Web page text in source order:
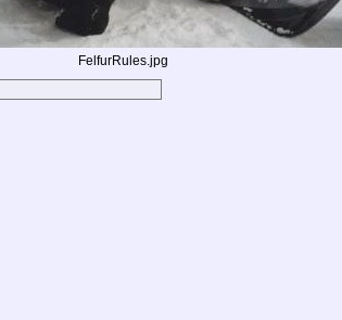
FelfurRules.jpg